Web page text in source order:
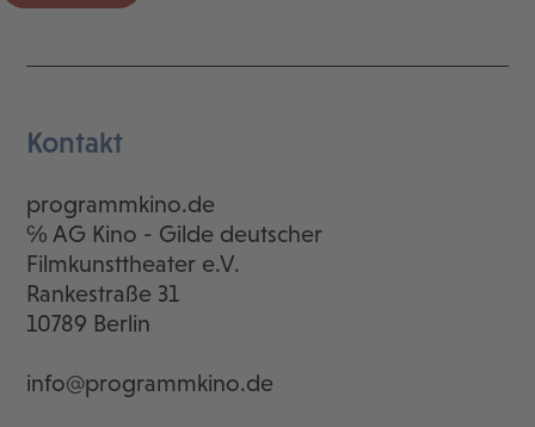
Kontakt
programmkino.de
℅ AG Kino - Gilde deutscher
Filmkunsttheater e.V.
Rankestraße 31
10789 Berlin
info@programmkino.de